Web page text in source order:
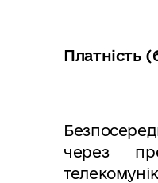
Платність
через